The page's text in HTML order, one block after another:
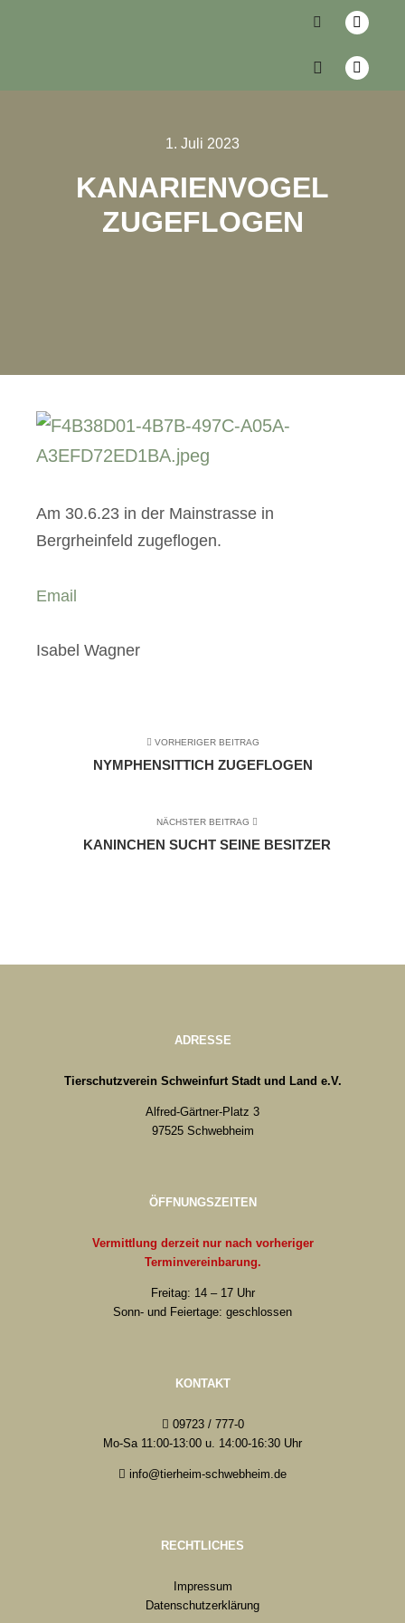
1. Juli 2023
KANARIENVOGEL
ZUGEFLOGEN
Am 30.6.23 in der Mainstrasse in
Bergrheinfeld zugeflogen.
Email
Isabel Wagner
VORHERIGER BEITRAG
NYMPHENSITTICH ZUGEFLOGEN
NÄCHSTER BEITRAG
KANINCHEN SUCHT SEINE BESITZER
ADRESSE
Tierschutzverein Schweinfurt Stadt und Land e.V.
Alfred-Gärtner-Platz 3
97525 Schwebheim
ÖFFNUNGSZEITEN
Vermittlung derzeit nur nach vorheriger
Terminvereinbarung.
Freitag: 14 – 17 Uhr
Sonn- und Feiertage: geschlossen
KONTAKT
09723 / 777-0
Mo-Sa 11:00-13:00 u. 14:00-16:30 Uhr
info@tierheim-schwebheim.de
RECHTLICHES
Impressum
Datenschutzerklärung